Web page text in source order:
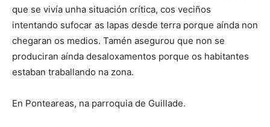
que se vivía unha situación crítica, cos veciños
intentando sufocar as lapas desde terra porque aínda non
chegaran os medios. Tamén asegurou que non se
produciran aínda desaloxamentos porque os habitantes
estaban traballando na zona.
En Ponteareas, na parroquia de Guillade.